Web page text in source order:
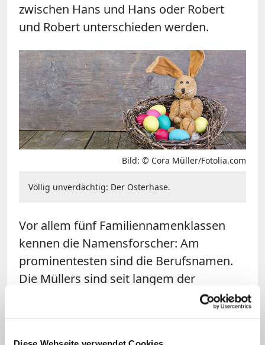
Diese Webseite verwendet Cookies
zwischen Hans und Hans oder Robert
und Robert unterschieden werden.
Bild: © Cora Müller/Fotolia.com
Völlig unverdächtig: Der Osterhase.
Vor allem fünf Familiennamenklassen
kennen die Namensforscher: Am
prominentesten sind die Berufsnamen.
Die Müllers sind seit langem der
häufigste deutsche Familienname,